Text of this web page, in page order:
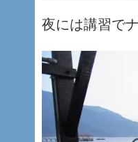
夜には講習で